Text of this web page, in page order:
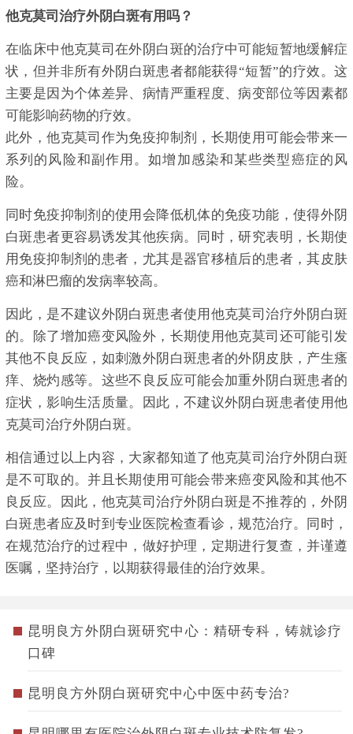
他克莫司治疗外阴白斑有用吗？
在临床中他克莫司在外阴白斑的治疗中可能短暂地缓解症
状，但并非所有外阴白斑患者都能获得“短暂”的疗效。这
主要是因为个体差异、病情严重程度、病变部位等因素都
可能影响药物的疗效。
此外，他克莫司作为免疫抑制剂，长期使用可能会带来一
系列的风险和副作用。如增加感染和某些类型癌症的风
险。
同时免疫抑制剂的使用会降低机体的免疫功能，使得外阴
白斑患者更容易诱发其他疾病。同时，研究表明，长期使
用免疫抑制剂的患者，尤其是器官移植后的患者，其皮肤
癌和淋巴瘤的发病率较高。
因此，是不建议外阴白斑患者使用他克莫司治疗外阴白斑
的。除了增加癌变风险外，长期使用他克莫司还可能引发
其他不良反应，如刺激外阴白斑患者的外阴皮肤，产生瘙
痒、烧灼感等。这些不良反应可能会加重外阴白斑患者的
症状，影响生活质量。因此，不建议外阴白斑患者使用他
克莫司治疗外阴白斑。
相信通过以上内容，大家都知道了他克莫司治疗外阴白斑
是不可取的。并且长期使用可能会带来癌变风险和其他不
良反应。因此，他克莫司治疗外阴白斑是不推荐的，外阴
白斑患者应及时到专业医院检查看诊，规范治疗。同时，
在规范治疗的过程中，做好护理，定期进行复查，并谨遵
医嘱，坚持治疗，以期获得最佳的治疗效果。
昆明良方外阴白斑研究中心：精研专科，铸就诊疗
口碑
昆明良方外阴白斑研究中心中医中药专治?